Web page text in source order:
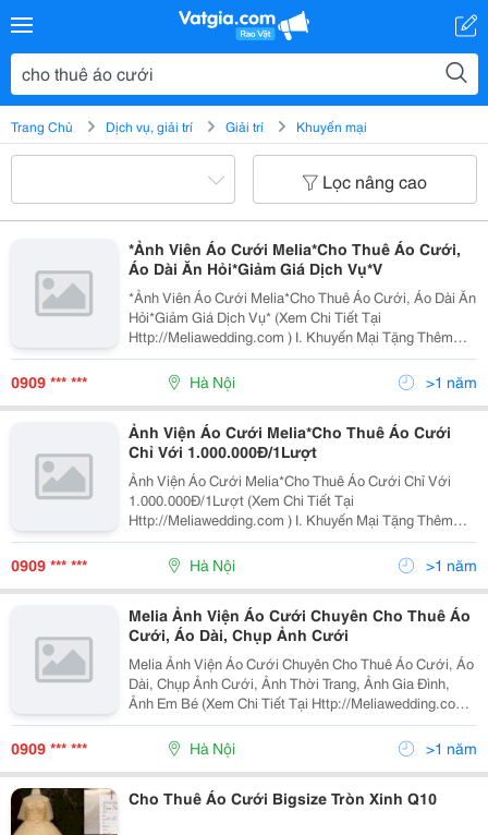
Trang Chủ Dịch vụ, giải trí Giải trí Khuyến mại
Lọc nâng cao
*Ảnh Viên Áo Cưới Melia*Cho Thuê Áo Cưới,
Áo Dài Ăn Hỏi*Giảm Giá Dịch Vụ*V
*Ảnh Viên Áo Cưới Melia*Cho Thuê Áo Cưới, Áo Dài Ăn
Hỏi*Giảm Giá Dịch Vụ* (Xem Chi Tiết Tại
Http://Meliawedding.com ) I. Khuyến Mại Tặng Thêm
Với Khách Hàng - Khách Hàng Chụp Ảnh Trong Khoảng
Thời Gian Từ Thứ 2 Đến Thứ 6 Được Giảm 5% Tổng
0909 *** *** Hà Nội >1 năm
Ảnh Viện Áo Cưới Melia*Cho Thuê Áo Cưới
Chỉ Với 1.000.000Đ/1Lượt
Ảnh Viện Áo Cưới Melia*Cho Thuê Áo Cưới Chỉ Với
1.000.000Đ/1Lượt (Xem Chi Tiết Tại
Http://Meliawedding.com ) I. Khuyến Mại Tặng Thêm
Với Khách Hàng - Khách Hàng Chụp Ảnh Trong Khoảng
Thời Gian Từ Thứ 2 Đến Thứ 6 Được Giảm 5% Tổng
Gói Dịch Vụ
0909 *** *** Hà Nội >1 năm
Melia Ảnh Viện Áo Cưới Chuyên Cho Thuê Áo
Cưới, Áo Dài, Chụp Ảnh Cưới
Melia Ảnh Viện Áo Cưới Chuyên Cho Thuê Áo Cưới, Áo
Dài, Chụp Ảnh Cưới, Ảnh Thời Trang, Ảnh Gia Đình,
Ảnh Em Bé (Xem Chi Tiết Tại Http://Meliawedding.com )
I. Khuyến Mại Tặng Thêm Với Khách Hàng - Khách
Hàng Chụp Ảnh Trong Khoảng Thời Gian Từ Th
0909 *** *** Hà Nội >1 năm
Cho Thuê Áo Cưới Bigsize Tròn Xinh Q10